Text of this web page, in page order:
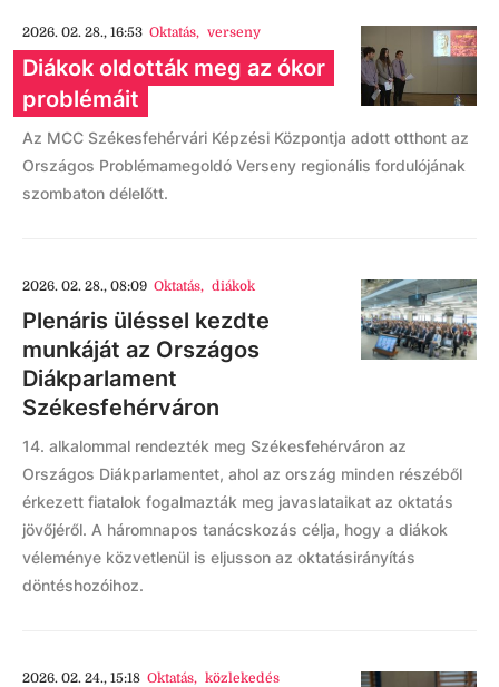
2026. 02. 28., 16:53 Oktatás, verseny
Diákok oldották meg az ókor
problémáit
Az MCC Székesfehérvári Képzési Központja adott otthont az
Országos Problémamegoldó Verseny regionális fordulójának
szombaton délelőtt.
2026. 02. 28., 08:09 Oktatás, diákok
Plenáris üléssel kezdte
munkáját az Országos
Diákparlament
Székesfehérváron
14. alkalommal rendezték meg Székesfehérváron az
Országos Diákparlamentet, ahol az ország minden részéből
érkezett fiatalok fogalmazták meg javaslataikat az oktatás
jövőjéről. A háromnapos tanácskozás célja, hogy a diákok
véleménye közvetlenül is eljusson az oktatásirányítás
döntéshozóihoz.
2026. 02. 24., 15:18 Oktatás, közlekedés